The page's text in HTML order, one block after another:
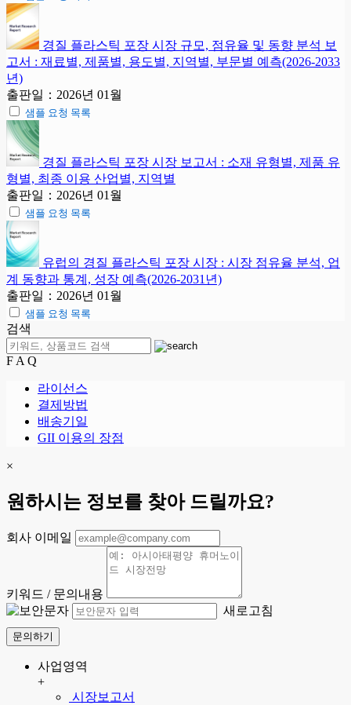
경질 플라스틱 포장 시장 규모, 점유율 및 동향 분석 보
고서 : 재료별, 제품별, 용도별, 지역별, 부문별 예측(2026-2033
년)
출판일：2026년 01월
샘플 요청 목록
경질 플라스틱 포장 시장 보고서 : 소재 유형별, 제품 유
형별, 최종 이용 산업별, 지역별
출판일：2026년 01월
샘플 요청 목록
유럽의 경질 플라스틱 포장 시장 : 시장 점유율 분석, 업
계 동향과 통계, 성장 예측(2026-2031년)
출판일：2026년 01월
샘플 요청 목록
검색
F A Q
라이선스
결제방법
배송기일
GII 이용의 장점
×
원하시는 정보를 찾아 드릴까요?
회사 이메일
키워드 / 문의내용
새로고침
문의하기
사업영역
+
시장보고서